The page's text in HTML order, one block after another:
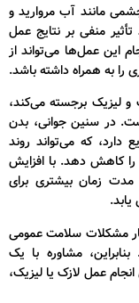
مانند آب مروارید و
منفی بر نتایج عمل
این عمل‌ها می‌تواند از
را به همراه داشته باشد.
لیزیک برجسته می‌کند،
در سنین جوانی، بدن
دارد، که می‌تواند روند
کاهش دهد. با افزایش
زمان بیشتری برای
مشکلات سلامت عمومی
مشاوره با یک
عمل لازک یا لیزیک،